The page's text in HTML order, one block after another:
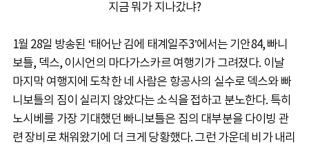
지금 뭐가 지나갔냐?
1월 28일 방송된 ‘태어난 김에 태계일주3’에서는 기안84, 빠니
보틀, 덱스, 이시언의 마다가스카르 여행기가 그려졌다. 이날
마지막 여행지에 도착한 네 사람은 항공사의 실수로 덱스와 빠
니보틀의 짐이 실리지 않았다는 소식을 접하고 분노한다. 특히
노시베를 가장 기대했던 빠니보틀은 짐의 대부분을 다이빙 관
련 장비로 채워왔기에 더 크게 당황했다. 그런 가운데 비가 내리